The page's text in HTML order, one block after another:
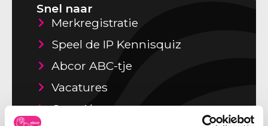
Snel naar
Merkregistratie
Speel de IP Kennisquiz
Abcor ABC-tje
Vacatures
Over Abcor